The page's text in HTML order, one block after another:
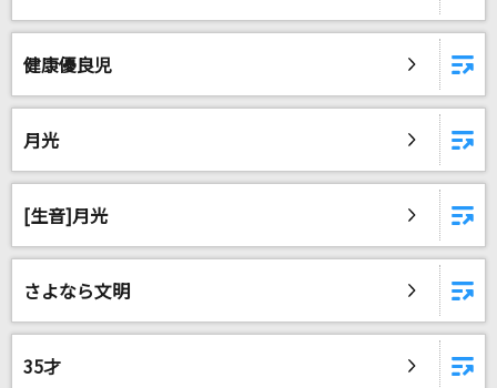
健康優良児
月光
[生音]月光
さよなら文明
35才